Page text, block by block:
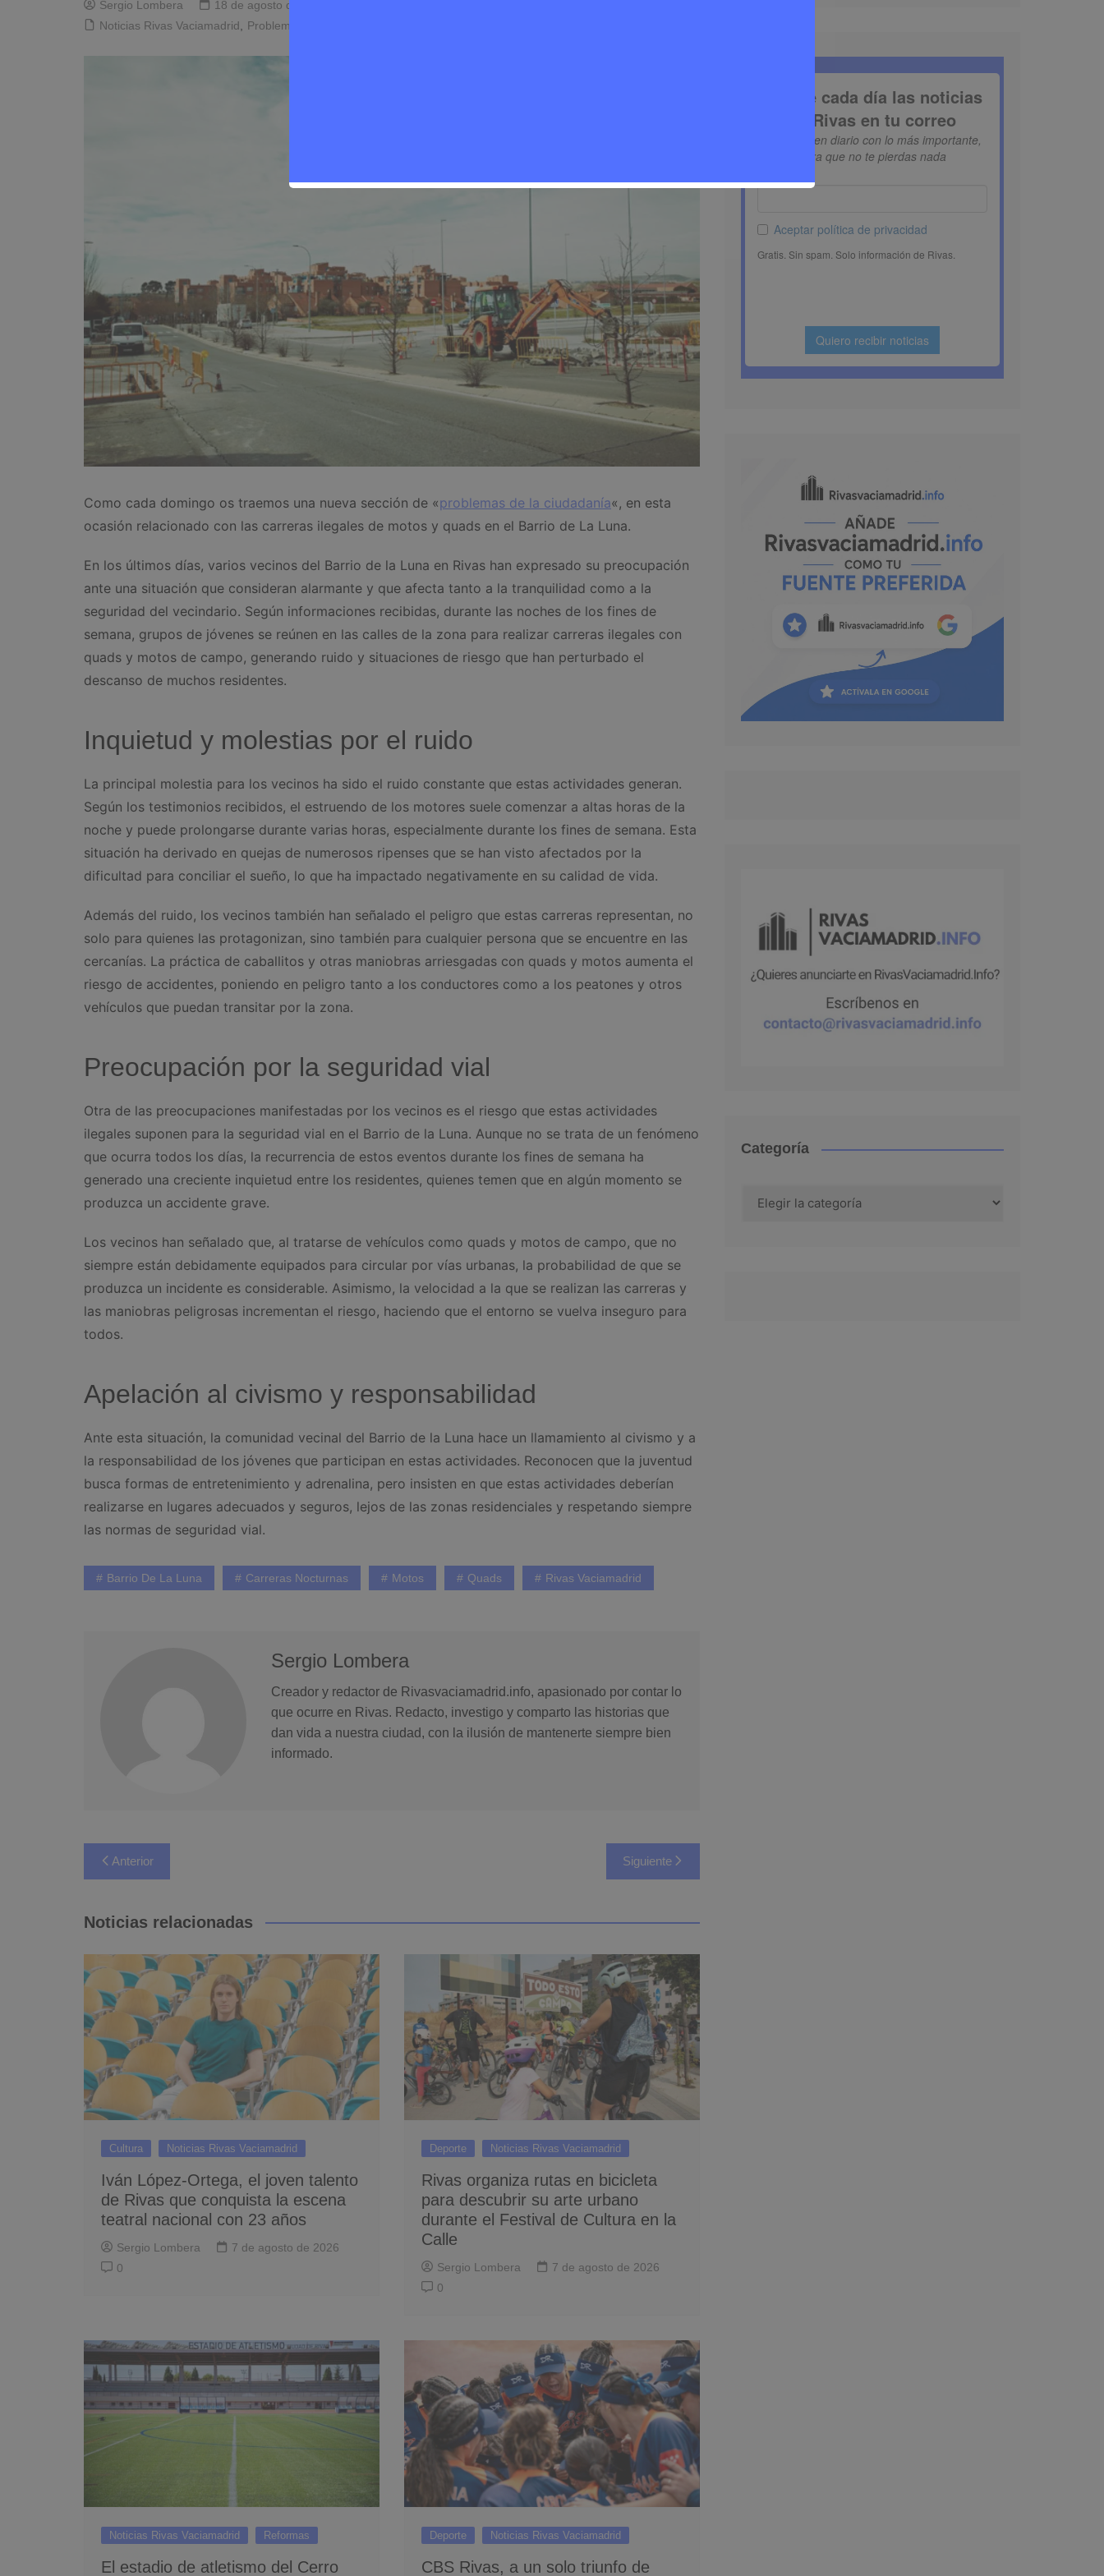
Sergio Lombera 18 de agosto de 2024
Noticias Rivas Vaciamadrid
Problemas de la ciudadanía
Como cada domingo os traemos una nueva sección de «problemas de la ciudadanía«, en esta
ocasión relacionado con las carreras ilegales de motos y quads en el Barrio de La Luna.
En los últimos días, varios vecinos del Barrio de la Luna en Rivas han expresado su preocupación
ante una situación que consideran alarmante y que afecta tanto a la tranquilidad como a la
seguridad del vecindario. Según informaciones recibidas, durante las noches de los fines de
semana, grupos de jóvenes se reúnen en las calles de la zona para realizar carreras ilegales con
quads y motos de campo, generando ruido y situaciones de riesgo que han perturbado el
descanso de muchos residentes.
Inquietud y molestias por el ruido
La principal molestia para los vecinos ha sido el ruido constante que estas actividades generan.
Según los testimonios recibidos, el estruendo de los motores suele comenzar a altas horas de la
noche y puede prolongarse durante varias horas, especialmente durante los fines de semana. Esta
situación ha derivado en quejas de numerosos ripenses que se han visto afectados por la
dificultad para conciliar el sueño, lo que ha impactado negativamente en su calidad de vida.
Además del ruido, los vecinos también han señalado el peligro que estas carreras representan, no
solo para quienes las protagonizan, sino también para cualquier persona que se encuentre en las
cercanías. La práctica de caballitos y otras maniobras arriesgadas con quads y motos aumenta el
riesgo de accidentes, poniendo en peligro tanto a los conductores como a los peatones y otros
vehículos que puedan transitar por la zona.
Preocupación por la seguridad vial
Otra de las preocupaciones manifestadas por los vecinos es el riesgo que estas actividades
ilegales suponen para la seguridad vial en el Barrio de la Luna. Aunque no se trata de un fenómeno
que ocurra todos los días, la recurrencia de estos eventos durante los fines de semana ha
generado una creciente inquietud entre los residentes, quienes temen que en algún momento se
produzca un accidente grave.
Los vecinos han señalado que, al tratarse de vehículos como quads y motos de campo, que no
siempre están debidamente equipados para circular por vías urbanas, la probabilidad de que se
produzca un incidente es considerable. Asimismo, la velocidad a la que se realizan las carreras y
las maniobras peligrosas incrementan el riesgo, haciendo que el entorno se vuelva inseguro para
todos.
Apelación al civismo y responsabilidad
Ante esta situación, la comunidad vecinal del Barrio de la Luna hace un llamamiento al civismo y a
la responsabilidad de los jóvenes que participan en estas actividades. Reconocen que la juventud
busca formas de entretenimiento y adrenalina, pero insisten en que estas actividades deberían
realizarse en lugares adecuados y seguros, lejos de las zonas residenciales y respetando siempre
las normas de seguridad vial.
Barrio De La Luna Carreras Nocturnas Motos Quads Rivas Vaciamadrid
Sergio Lombera
Creador y redactor de Rivasvaciamadrid.info, apasionado por contar lo
que ocurre en Rivas. Redacto, investigo y comparto las historias que
dan vida a nuestra ciudad, con la ilusión de mantenerte siempre bien
informado.
Navegación
de
entradas
Anterior Siguiente
Noticias relacionadas
Cultura Noticias Rivas Vaciamadrid
Iván López-Ortega, el joven talento
de Rivas que conquista la escena
teatral nacional con 23 años
Sergio Lombera
7 de agosto de 2026
0
Deporte Noticias Rivas Vaciamadrid
Rivas organiza rutas en bicicleta
para descubrir su arte urbano
durante el Festival de Cultura en la
Calle
Sergio Lombera
7 de agosto de 2026
0
Noticias Rivas Vaciamadrid Reformas
El estadio de atletismo del Cerro
Deporte Noticias Rivas Vaciamadrid
CBS Rivas, a un solo triunfo de
Categoría